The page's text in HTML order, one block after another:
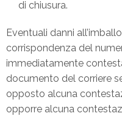
di chiusura.
Eventuali danni
corrispondenza del
immediatamente
documento del corriere
opposto alcuna
opporre alcuna